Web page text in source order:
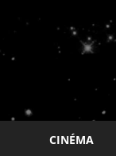
CINÉMA